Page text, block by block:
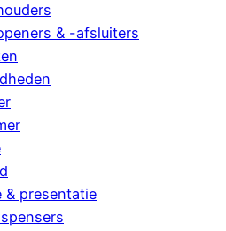
& -afsluiters
& presentatie